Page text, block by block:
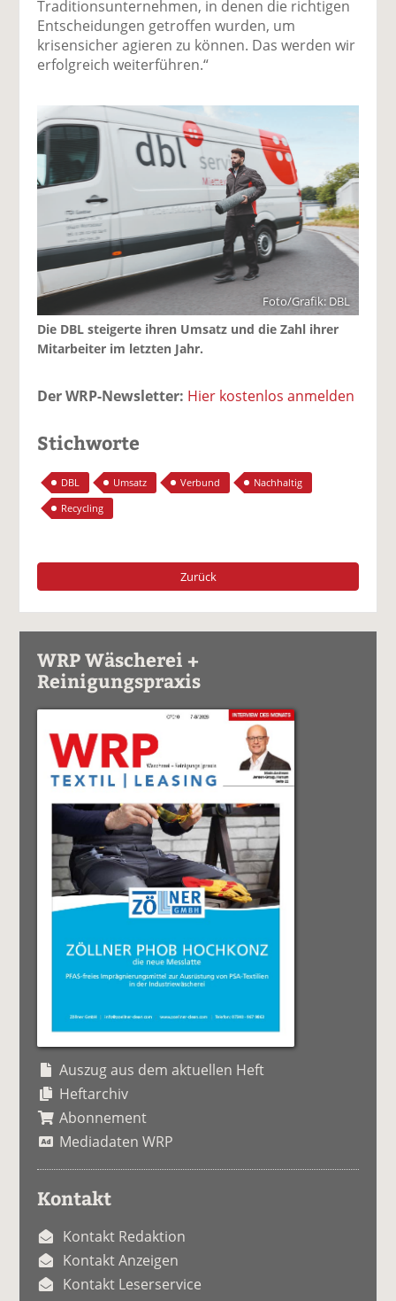
Traditionsunternehmen, in denen die richtigen
Entscheidungen getroffen wurden, um
krisensicher agieren zu können. Das werden wir
erfolgreich weiterführen.“
Foto/Grafik: DBL
Die DBL steigerte ihren Umsatz und die Zahl ihrer
Mitarbeiter im letzten Jahr.
Der WRP-Newsletter: Hier kostenlos anmelden
Stichworte
DBL Umsatz Verbund
Nachhaltig
Recycling
Zurück
WRP Wäscherei +
Reinigungspraxis
Auszug aus dem aktuellen Heft
Heftarchiv
Abonnement
Mediadaten WRP
Kontakt
Kontakt Redaktion
Kontakt Anzeigen
Kontakt Leserservice